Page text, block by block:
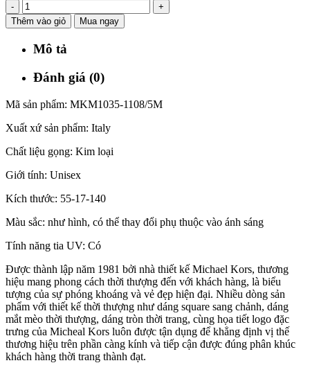
-
+
Thêm vào giỏ
Mua ngay
Mô tả
Đánh giá (0)
Mã sản phẩm: MKM1035-1108/5M
Xuất xứ sản phẩm: Italy
Chất liệu gọng: Kim loại
Giới tính: Unisex
Kích thước: 55-17-140
Màu sắc: như hình, có thể thay đổi phụ thuộc vào ánh sáng
Tính năng tia UV: Có
Được thành lập năm 1981 bởi nhà thiết kế Michael Kors, thương
hiệu mang phong cách thời thượng đến với khách hàng, là biểu
tượng của sự phóng khoáng và vẻ đẹp hiện đại. Nhiều dòng sản
phẩm với thiết kế thời thượng như dáng square sang chảnh, dáng
mắt mèo thời thượng, dáng tròn thời trang, cùng họa tiết logo đặc
trưng của Micheal Kors luôn được tận dụng để khẳng định vị thế
thương hiệu trên phần càng kính và tiếp cận được đúng phân khúc
khách hàng thời trang thành đạt.